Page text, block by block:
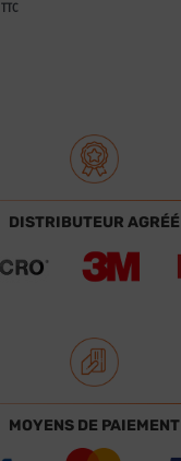
TTC
DISTRIBUTEUR AGRÉÉ
MOYENS DE PAIEMENT